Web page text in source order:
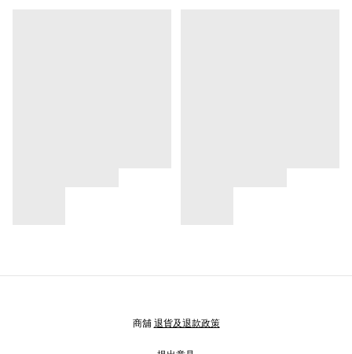
商舖 退貨及退款政策